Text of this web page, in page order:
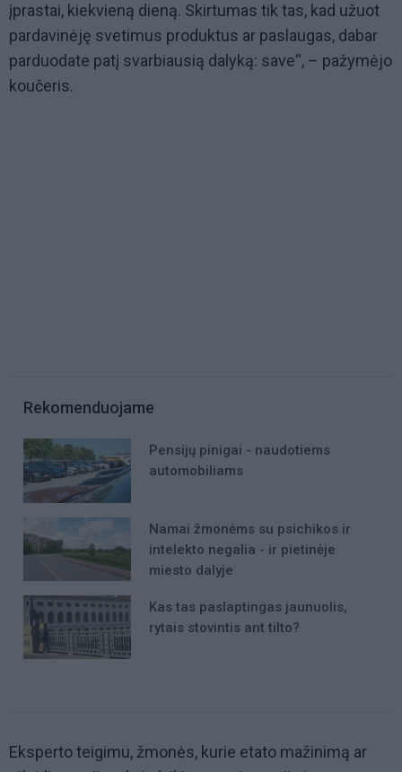
įprastai, kiekvieną dieną. Skirtumas tik tas, kad užuot
pardavinėję svetimus produktus ar paslaugas, dabar
parduodate patį svarbiausią dalyką: save“, – pažymėjo
koučeris.
Rekomenduojame
Pensijų pinigai - naudotiems
automobiliams
Namai žmonėms su psichikos ir
intelekto negalia - ir pietinėje
miesto dalyje
Kas tas paslaptingas jaunuolis,
rytais stovintis ant tilto?
Eksperto teigimu, žmonės, kurie etato mažinimą ar